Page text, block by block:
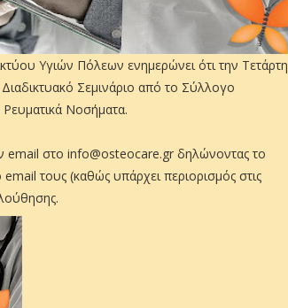
Υγιών Πόλεων ενημερώνει ότι την Τετάρτη
Σεμινάριο από το Σύλλογο
Ρευματικά Νοσήματα.
στο info@osteocare.gr δηλώνοντας το
τους (καθώς υπάρχει περιορισμός στις